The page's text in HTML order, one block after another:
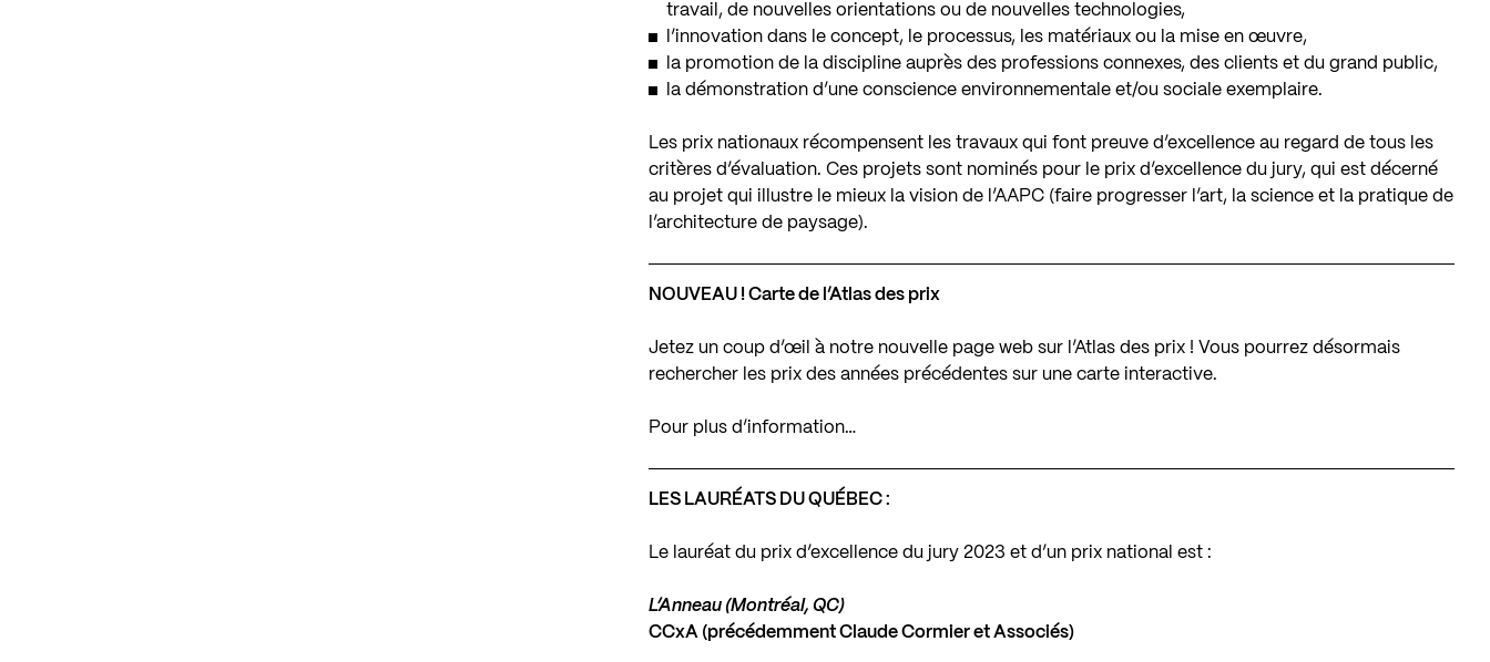
travail, de nouvelles orientations ou de nouvelles technologies,
l’innovation dans le concept, le processus, les matériaux ou la mise en œuvre,
la promotion de la discipline auprès des professions connexes, des clients et du grand public,
la démonstration d’une conscience environnementale et/ou sociale exemplaire.
Les prix nationaux récompensent les travaux qui font preuve d’excellence au regard de tous les
critères d’évaluation. Ces projets sont nominés pour le prix d’excellence du jury, qui est décerné
au projet qui illustre le mieux la vision de l’AAPC (faire progresser l’art, la science et la pratique de
l’architecture de paysage).
NOUVEAU ! Carte de l’Atlas des prix
Jetez un coup d’œil à notre nouvelle page web sur l’Atlas des prix ! Vous pourrez désormais
rechercher les prix des années précédentes sur une carte interactive.
Pour plus d’information…
LES LAURÉATS DU QUÉBEC :
Le lauréat du prix d’excellence du jury 2023 et d’un prix national est :
L’Anneau (Montréal, QC)
CCxA (précédemment Claude Cormier et Associés)